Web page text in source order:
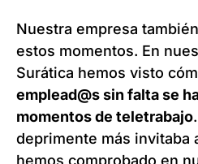
Nuestra empresa
estos momentos. En
Surática hemos visto
emplead@s sin falta se
momentos de teletrabajo
deprimente más invitaba
hemos comprobado en